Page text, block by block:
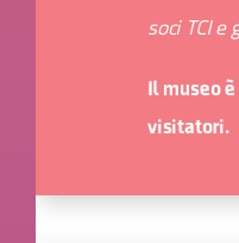
soci TCI e
Il museo
visitatori.